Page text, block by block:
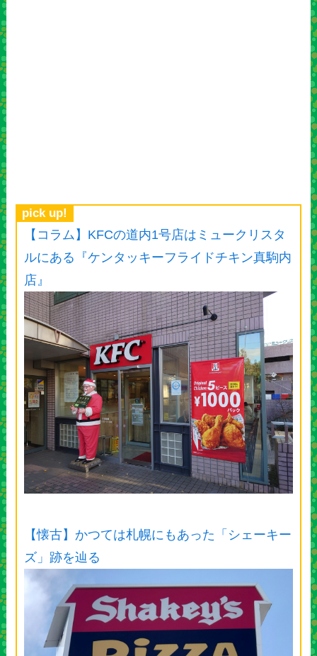
pick up!
【コラム】KFCの道内1号店はミュークリスタ
ルにある『ケンタッキーフライドチキン真駒内
店』
【懐古】かつては札幌にもあった「シェーキー
ズ」跡を辿る